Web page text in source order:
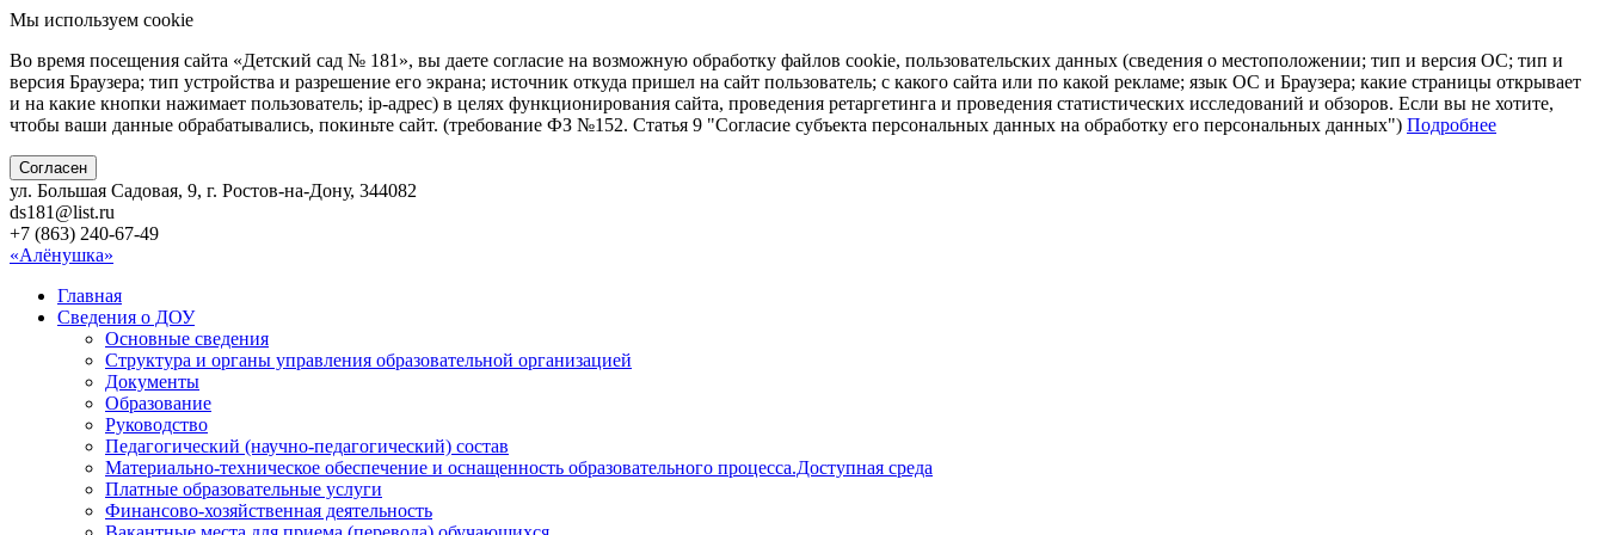
Мы используем cookie
Во время посещения сайта «Детский сад № 181», вы даете согласие на возможную обработку файлов cookie, пользовательских данных (сведения о местоположении; тип и версия ОС; тип и
версия Браузера; тип устройства и разрешение его экрана; источник откуда пришел на сайт пользователь; с какого сайта или по какой рекламе; язык ОС и Браузера; какие страницы открывает
и на какие кнопки нажимает пользователь; ip-адрес) в целях функционирования сайта, проведения ретаргетинга и проведения статистических исследований и обзоров. Если вы не хотите,
чтобы ваши данные обрабатывались, покиньте сайт. (требование ФЗ №152. Статья 9 "Согласие субъекта персональных данных на обработку его персональных данных") Подробнее
Согласен
ул. Большая Садовая, 9, г. Ростов-на-Дону, 344082
ds181@list.ru
+7 (863) 240-67-49
«Алёнушка»
Главная
Сведения о ДОУ
Основные сведения
Структура и органы управления образовательной организацией
Документы
Образование
Руководство
Педагогический (научно-педагогический) состав
Материально-техническое обеспечение и оснащенность образовательного процесса.Доступная среда
Платные образовательные услуги
Финансово-хозяйственная деятельность